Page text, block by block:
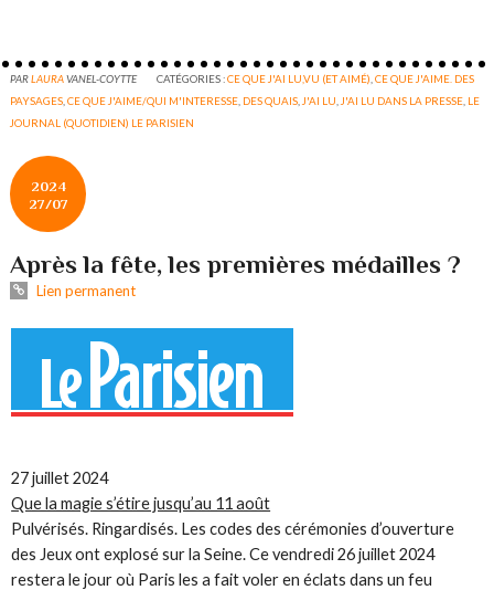
PARLAURAVANEL-COYTTE CATÉGORIES :CE QUE J'AI LU,VU (ET AIMÉ) ,CE QUE J'AIME. DES
PAYSAGES ,CE QUE J'AIME/QUI M'INTERESSE DES QUAIS J'AI LU J'AI LU DANS LA PRESSE LE
JOURNAL (QUOTIDIEN) LE PARISIEN
2024
27/07
Après la fête, les premières médailles ?
Lien permanent
27 juillet 2024
Que la magie s’étire jusqu’au 11 août
Pulvérisés. Ringardisés. Les codes des cérémonies d’ouverture
des Jeux ont explosé sur la Seine. Ce vendredi 26 juillet 2024
restera le jour où Paris les a fait voler en éclats dans un feu